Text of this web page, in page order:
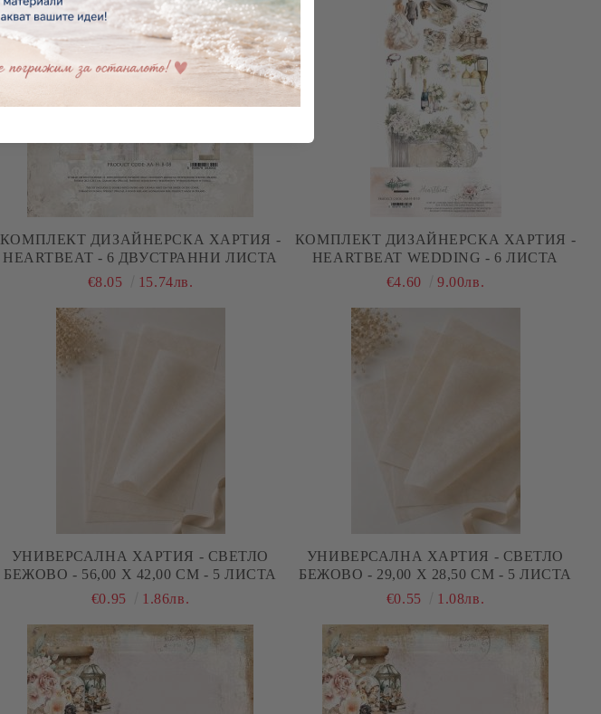
КОМПЛЕКТ ДИЗАЙНЕРСКА ХАРТИЯ -
HEARTBEAT - 6 ДВУСТРАННИ ЛИСТА
€8.05
15.74лв.
КОМПЛЕКТ ДИЗАЙНЕРСКА ХАРТИЯ -
HEARTBEAT WEDDING - 6 ЛИСТА
€4.60
9.00лв.
УНИВЕРСАЛНА ХАРТИЯ - СВЕТЛО
БЕЖОВО - 56,00 Х 42,00 СМ - 5 ЛИСТА
€0.95
1.86лв.
УНИВЕРСАЛНА ХАРТИЯ - СВЕТЛО
БЕЖОВО - 29,00 Х 28,50 СМ - 5 ЛИСТА
€0.55
1.08лв.